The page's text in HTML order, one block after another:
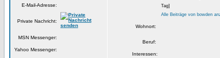
Tag]
Alle Beiträge von bowden
Wohnort:
Beruf:
Interessen:
E-Mail-Adresse:
Private Nachricht:
MSN Messenger:
Yahoo Messenger: